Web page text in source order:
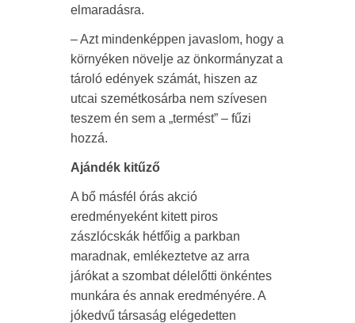
elmaradásra.
– Azt mindenképpen javaslom, hogy a
környéken növelje az önkormányzat a
tároló edények számát, hiszen az
utcai szemétkosárba nem szívesen
teszem én sem a „termést” – fűzi
hozzá.
Ajándék kitűző
A bő másfél órás akció
eredményeként kitett piros
zászlócskák hétfőig a parkban
maradnak, emlékeztetve az arra
járókat a szombat délelőtti önkéntes
munkára és annak eredményére. A
jókedvű társaság elégedetten